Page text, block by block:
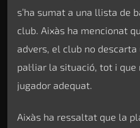
s’ha sumat a una llista de
club. Aixàs ha mencionat
advers, el club no
pal·liar la situació, tot i
jugador adequat.
Aixàs ha ressaltat que la